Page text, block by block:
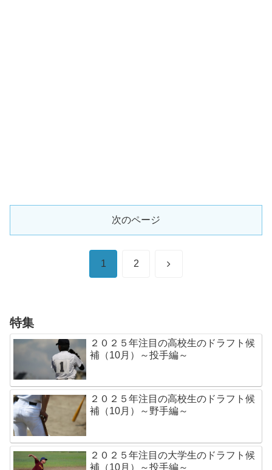
次のページ
1 2 次
特集
２０２５年注目の高校生のドラフト候
補（10月）～投手編～
２０２５年注目の高校生のドラフト候
補（10月）～野手編～
２０２５年注目の大学生のドラフト候
補（10月）～投手編～